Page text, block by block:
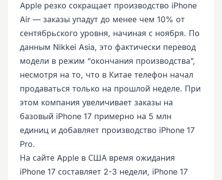
Apple резко сокращает производство iPhone
Air — заказы упадут до менее чем 10% от
сентябрьского уровня, начиная с ноября. По
данным Nikkei Asia, это фактически перевод
модели в режим “окончания производства”,
несмотря на то, что в Китае телефон начал
продаваться только на прошлой неделе. При
этом компания увеличивает заказы на
базовый iPhone 17 примерно на 5 млн
единиц и добавляет производство iPhone 17
Pro.
На сайте Apple в США время ожидания
iPhone 17 составляет 2-3 недели, iPhone 17